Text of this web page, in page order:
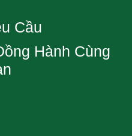
Cầu
Hành Cùng